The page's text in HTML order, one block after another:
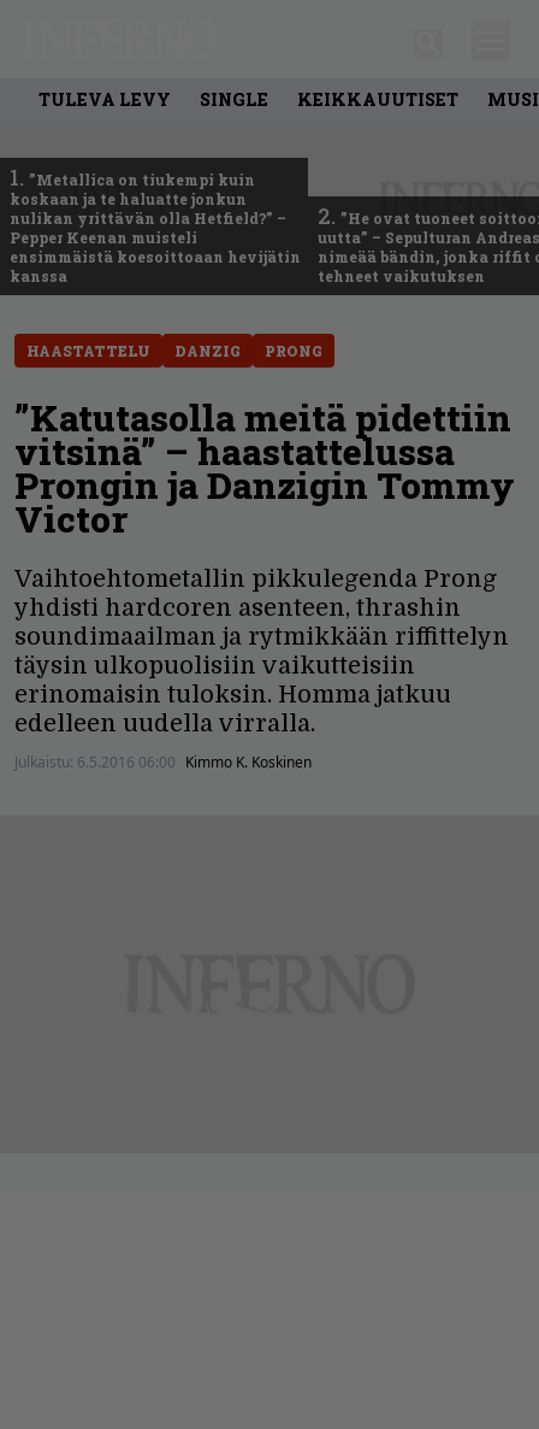
TULEVA LEVY SINGLE KEIKKAUUTISET
1. ”Metallica on tiukempi kuin
koskaan ja te haluatte jonkun
nulikan yrittävän olla Hetfield?” –
Pepper Keenan muisteli
ensimmäistä koesoittoaan hevijätin
kanssa
2. ”He ovat tuoneet
uutta” – Sepulturan
nimeää bändin, jonka riffit
tehneet vaikutuksen
HAASTATTELU DANZIG PRONG
”Katutasolla meitä pidettiin
vitsinä” – haastattelussa
Prongin ja Danzigin Tommy
Victor
Vaihtoehtometallin pikkulegenda Prong
yhdisti hardcoren asenteen, thrashin
soundimaailman ja rytmikkään riffittelyn
täysin ulkopuolisiin vaikutteisiin
erinomaisin tuloksin. Homma jatkuu
edelleen uudella virralla.
Julkaistu: 6.5.2016 06:00 Kimmo K. Koskinen